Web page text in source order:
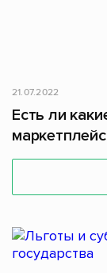
21.07.2022
Есть ли